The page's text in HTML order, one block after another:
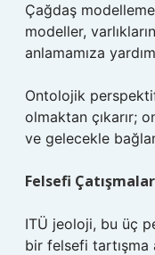
Çağdaş
modeller,
anlamamıza
Ontolojik
olmaktan çıkarır;
ve gelecekle
Felsefi
ITÜ jeoloji, bu üç
bir felsefi tartışma